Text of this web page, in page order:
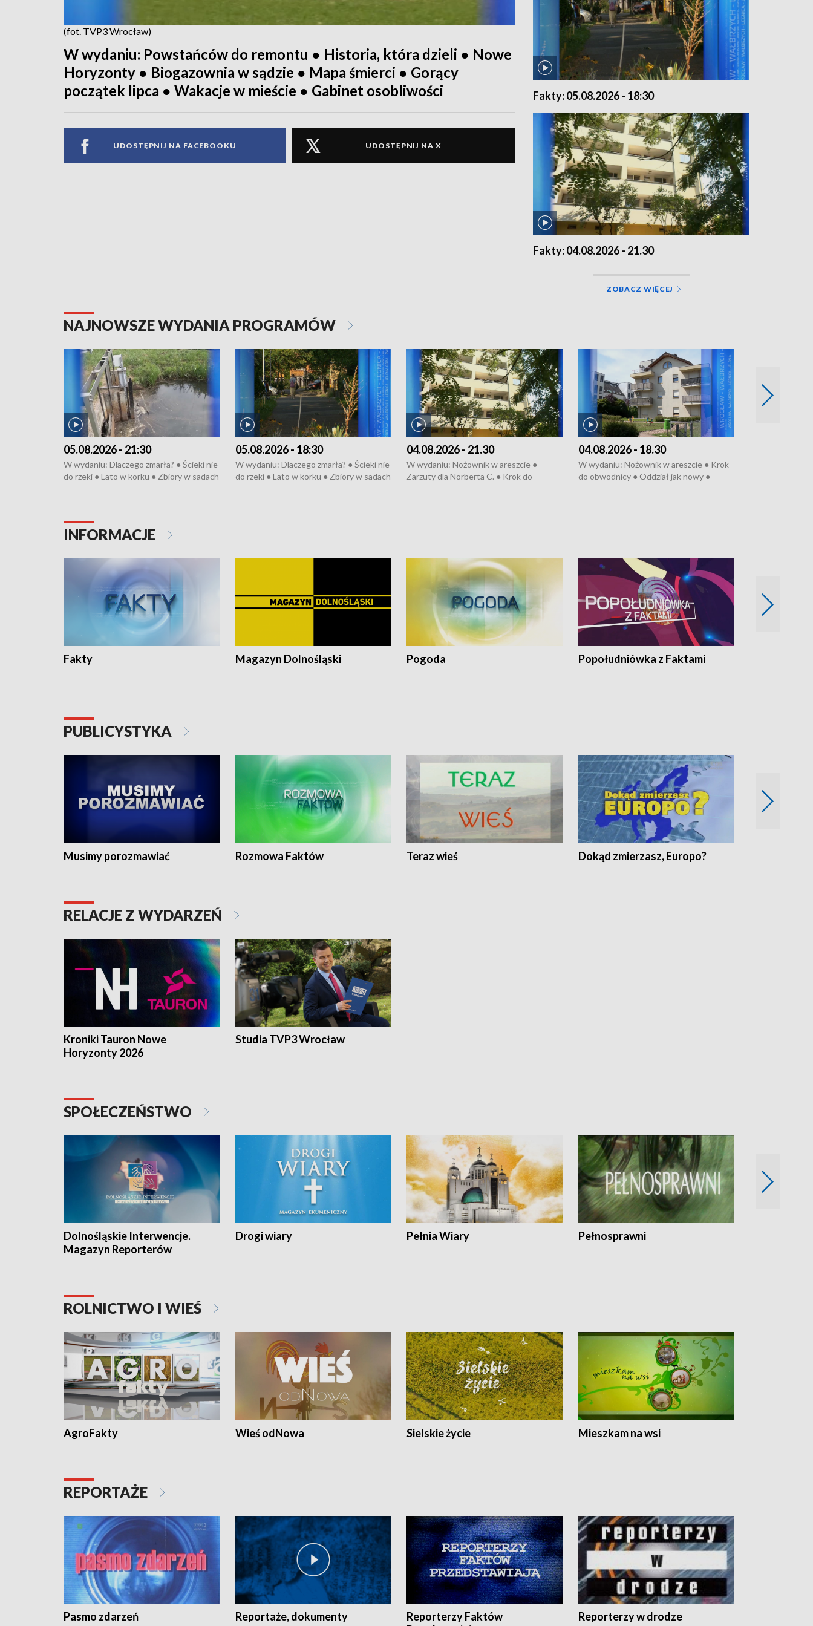
(fot. TVP3 Wrocław)
W wydaniu: Powstańców do remontu ● Historia, która dzieli ● Nowe
Horyzonty ● Biogazownia w sądzie ● Mapa śmierci ● Gorący
początek lipca ● Wakacje w mieście ● Gabinet osobliwości
UDOSTĘPNIJ NA FACEBOOKU UDOSTĘPNIJ NA X
Fakty: 05.08.2026 - 18:30
Fakty: 04.08.2026 - 21.30
ZOBACZ WIĘCEJ
NAJNOWSZE WYDANIA PROGRAMÓW
05.08.2026 - 21:30
W wydaniu: Dlaczego zmarła? ● Ścieki nie
do rzeki ● Lato w korku ● Zbiory w sadach
05.08.2026 - 18:30
W wydaniu: Dlaczego zmarła? ● Ścieki nie
do rzeki ● Lato w korku ● Zbiory w sadach
04.08.2026 - 21.30
W wydaniu: Nożownik w areszcie ●
Zarzuty dla Norberta C. ● Krok do
04.08.2026 - 18.30
W wydaniu: Nożownik w areszcie ● Krok
do obwodnicy ● Oddział jak nowy ●
INFORMACJE
Fakty Magazyn Dolnośląski Pogoda Popołudniówka z Faktami
PUBLICYSTYKA
Musimy porozmawiać Rozmowa Faktów Teraz wieś Dokąd zmierzasz, Europo?
RELACJE Z WYDARZEŃ
Kroniki Tauron Nowe
Horyzonty 2026
Studia TVP3 Wrocław
SPOŁECZEŃSTWO
Dolnośląskie Interwencje.
Magazyn Reporterów
Drogi wiary Pełnia Wiary Pełnosprawni
ROLNICTWO I WIEŚ
AgroFakty Wieś odNowa Sielskie życie Mieszkam na wsi
REPORTAŻE
Pasmo zdarzeń Reportaże, dokumenty
Reporterzy Faktów
Reporterzy w drodze